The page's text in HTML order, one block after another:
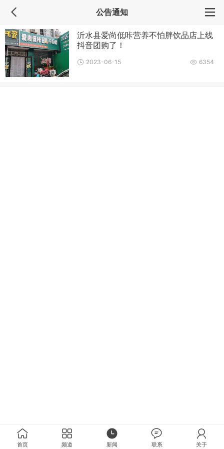
公告通知
沂水县爱尚低咔营养不怕胖饮品店上线
抖音团购了！
2023-06-15 6354
首页 频道 新闻 联系 关于